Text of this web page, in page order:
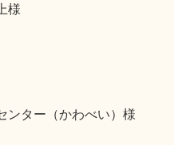
様
ンター（かわべい）様